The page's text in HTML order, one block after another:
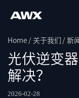
Home 关于我们 新
光伏逆变
解决？
2026-02-28